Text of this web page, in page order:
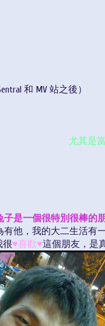
和 MV 站之後）
尤其是
子是一個很特別很棒的
有他，我的大二生活有
很♥喜歡♥這個朋友，是